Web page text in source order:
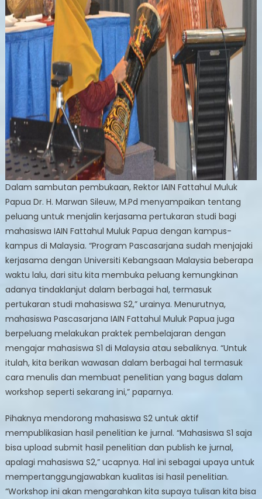
Dalam sambutan pembukaan, Rektor IAIN Fattahul Muluk
Papua Dr. H. Marwan Sileuw, M.Pd menyampaikan tentang
peluang untuk menjalin kerjasama pertukaran studi bagi
mahasiswa IAIN Fattahul Muluk Papua dengan kampus-
kampus di Malaysia. “Program Pascasarjana sudah menjajaki
kerjasama dengan Universiti Kebangsaan Malaysia beberapa
waktu lalu, dari situ kita membuka peluang kemungkinan
adanya tindaklanjut dalam berbagai hal, termasuk
pertukaran studi mahasiswa S2,” urainya. Menurutnya,
mahasiswa Pascasarjana IAIN Fattahul Muluk Papua juga
berpeluang melakukan praktek pembelajaran dengan
mengajar mahasiswa S1 di Malaysia atau sebaliknya. “Untuk
itulah, kita berikan wawasan dalam berbagai hal termasuk
cara menulis dan membuat penelitian yang bagus dalam
workshop seperti sekarang ini,” paparnya.
Pihaknya mendorong mahasiswa S2 untuk aktif
mempublikasian hasil penelitian ke jurnal. “Mahasiswa S1 saja
bisa upload submit hasil penelitian dan publish ke jurnal,
apalagi mahasiswa S2,” ucapnya. Hal ini sebagai upaya untuk
mempertanggungjawabkan kualitas isi hasil penelitian.
“Workshop ini akan mengarahkan kita supaya tulisan kita bisa